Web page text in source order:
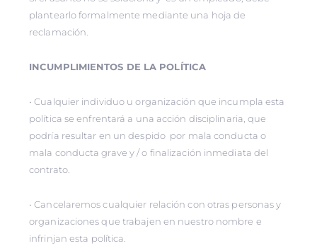
plantearlo formalmente mediante una hoja de
reclamación.
INCUMPLIMIENTOS DE LA POLÍTICA
• Cualquier individuo u organización que incumpla esta
política se enfrentará a una acción disciplinaria, que
podría resultar en un despido por mala conducta o
mala conducta grave y / o finalización inmediata del
contrato.
• Cancelaremos cualquier relación con otras personas y
organizaciones que trabajen en nuestro nombre e
infrinjan esta política.